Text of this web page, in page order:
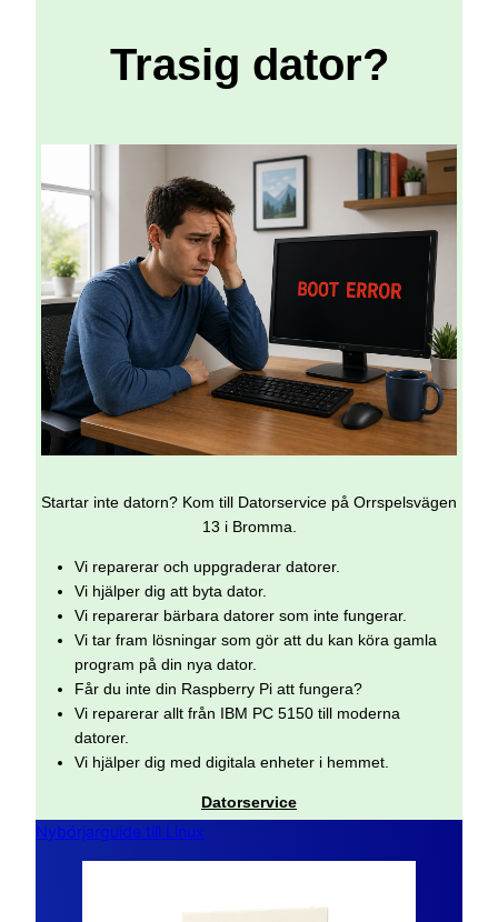
Trasig dator?
Startar inte datorn? Kom till Datorservice på Orrspelsvägen
13 i Bromma.
Vi reparerar och uppgraderar datorer.
Vi hjälper dig att byta dator.
Vi reparerar bärbara datorer som inte fungerar.
Vi tar fram lösningar som gör att du kan köra gamla
program på din nya dator.
Får du inte din Raspberry Pi att fungera?
Vi reparerar allt från IBM PC 5150 till moderna
datorer.
Vi hjälper dig med digitala enheter i hemmet.
Datorservice
Nybörjarguide till Linux